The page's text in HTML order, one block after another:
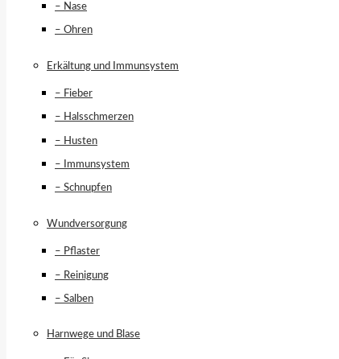
– Nase
– Ohren
Erkältung und Immunsystem
– Fieber
– Halsschmerzen
– Husten
– Immunsystem
– Schnupfen
Wundversorgung
– Pflaster
– Reinigung
– Salben
Harnwege und Blase